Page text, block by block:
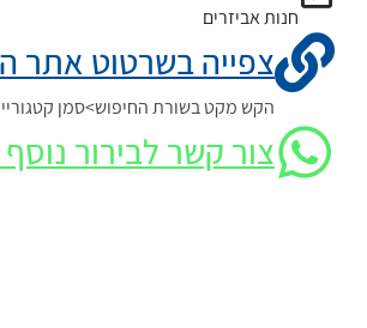
חנות אביזרים
צפייה בשרטוט אתר
הקש מקט בשורת החיפוש>סמן
צור קשר לבירור